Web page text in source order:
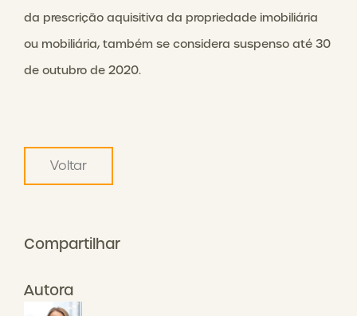
da prescrição aquisitiva da propriedade imobiliária
ou mobiliária, também se considera suspenso até 30
de outubro de 2020.
Voltar
Compartilhar
Autora